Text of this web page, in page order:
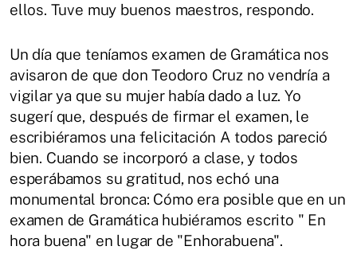
ellos. Tuve muy buenos maestros, respondo.
Un día que teníamos examen de Gramática nos
avisaron de que don Teodoro Cruz no vendría a
vigilar ya que su mujer había dado a luz. Yo
sugerí que, después de firmar el examen, le
escribiéramos una felicitación A todos pareció
bien. Cuando se incorporó a clase, y todos
esperábamos su gratitud, nos echó una
monumental bronca: Cómo era posible que en un
examen de Gramática hubiéramos escrito " En
hora buena" en lugar de "Enhorabuena".